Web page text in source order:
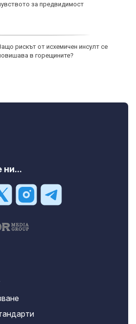
за предвидимост
рискът от исхемичен инсулт се
в горещините?
ни...